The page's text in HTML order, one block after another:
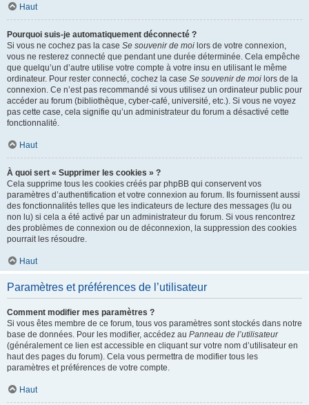
Haut
Pourquoi suis-je automatiquement déconnecté ?
Si vous ne cochez pas la case Se souvenir de moi lors de votre connexion,
vous ne resterez connecté que pendant une durée déterminée. Cela empêche
que quelqu’un d’autre utilise votre compte à votre insu en utilisant le même
ordinateur. Pour rester connecté, cochez la case Se souvenir de moi lors de la
connexion. Ce n’est pas recommandé si vous utilisez un ordinateur public pour
accéder au forum (bibliothèque, cyber-café, université, etc.). Si vous ne voyez
pas cette case, cela signifie qu’un administrateur du forum a désactivé cette
fonctionnalité.
Haut
À quoi sert « Supprimer les cookies » ?
Cela supprime tous les cookies créés par phpBB qui conservent vos
paramètres d’authentification et votre connexion au forum. Ils fournissent aussi
des fonctionnalités telles que les indicateurs de lecture des messages (lu ou
non lu) si cela a été activé par un administrateur du forum. Si vous rencontrez
des problèmes de connexion ou de déconnexion, la suppression des cookies
pourrait les résoudre.
Haut
Paramètres et préférences de l’utilisateur
Comment modifier mes paramètres ?
Si vous êtes membre de ce forum, tous vos paramètres sont stockés dans notre
base de données. Pour les modifier, accédez au Panneau de l’utilisateur
(généralement ce lien est accessible en cliquant sur votre nom d’utilisateur en
haut des pages du forum). Cela vous permettra de modifier tous les
paramètres et préférences de votre compte.
Haut